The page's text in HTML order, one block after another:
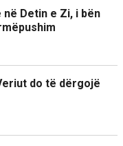
Detin e Zi, i bën
do të dërgojë